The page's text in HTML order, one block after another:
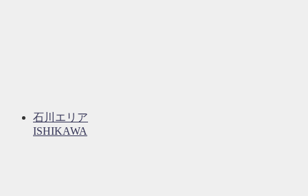
石川エリア
ISHIKAWA